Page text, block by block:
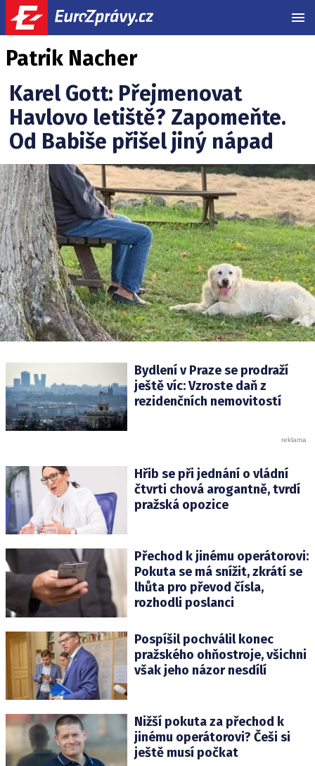
Patrik Nacher
Karel Gott: Přejmenovat
Havlovo letiště? Zapomeňte.
Od Babiše přišel jiný nápad
Bydlení v Praze se prodraží
ještě víc: Vzroste daň z
rezidenčních nemovitostí
Hřib se při jednání o vládní
čtvrti chová arogantně, tvrdí
pražská opozice
Přechod k jinému operátorovi:
Pokuta se má snížit, zkrátí se
lhůta pro převod čísla,
rozhodli poslanci
Pospíšil pochválil konec
pražského ohňostroje, všichni
však jeho názor nesdílí
Nižší pokuta za přechod k
jinému operátorovi? Češi si
ještě musí počkat